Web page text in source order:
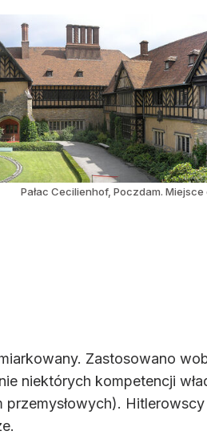
Pałac Cecilienhof, Poczdam.
Zastosowano
niektórych kompetencji